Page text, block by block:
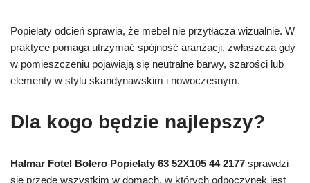
Popielaty odcień sprawia, że mebel nie przytłacza wizualnie. W
praktyce pomaga utrzymać spójność aranżacji, zwłaszcza gdy
w pomieszczeniu pojawiają się neutralne barwy, szarości lub
elementy w stylu skandynawskim i nowoczesnym.
Dla kogo będzie najlepszy?
Halmar Fotel Bolero Popielaty 63 52X105 44 2177 sprawdzi
się przede wszystkim w domach, w których odpoczynek jest